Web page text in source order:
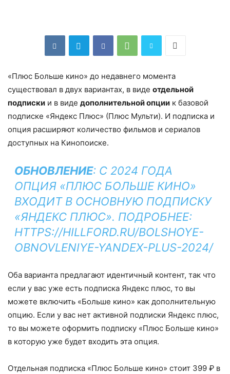
«Плюс Больше кино» до недавнего момента
существовал в двух вариантах, в виде отдельной
подписки и в виде дополнительной опции к базовой
подписке «Яндекс Плюс» (Плюс Мульти). И подписка и
опция расширяют количество фильмов и сериалов
доступных на Кинопоиске.
ОБНОВЛЕНИЕ: С 2024 ГОДА
ОПЦИЯ «ПЛЮС БОЛЬШЕ КИНО»
ВХОДИТ В ОСНОВНУЮ ПОДПИСКУ
«ЯНДЕКС ПЛЮС». ПОДРОБНЕЕ:
HTTPS://HILLFORD.RU/BOLSHOYE-
OBNOVLENIYE-YANDEX-PLUS-2024/
Оба варианта предлагают идентичный контент, так что
если у вас уже есть подписка Яндекс плюс, то вы
можете включить «Больше кино» как дополнительную
опцию. Если у вас нет активной подписки Яндекс плюс,
то вы можете оформить подписку «Плюс Больше кино»
в которую уже будет входить эта опция.
Отдельная подписка «Плюс Больше кино» стоит 399 ₽ в